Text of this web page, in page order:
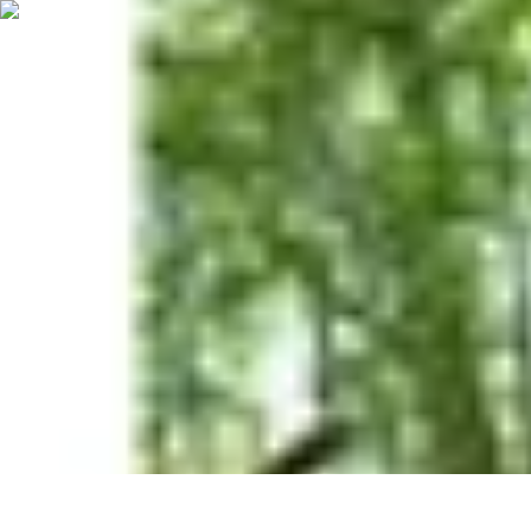
Aventure Sportive
Tendances Activités Sportives Parapente Préparation et